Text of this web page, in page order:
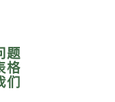
题
格
们